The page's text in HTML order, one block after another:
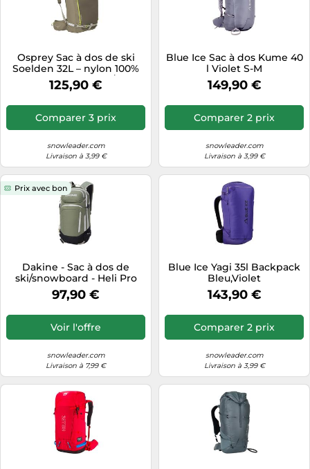
Osprey Sac à dos de ski
Soelden 32L – nylon 100%
recyclé – Olive Tan/Earl
Grey homme
125,90 €
Comparer 3 prix
snowleader.com
Livraison à 3,99 €
Blue Ice Sac à dos Kume 40
l Violet S-M
149,90 €
Comparer 2 prix
snowleader.com
Livraison à 3,99 €
Prix avec bon
Dakine - Sac à dos de
ski/snowboard - Heli Pro
20L Mulled Basil - Kaki Kaki
97,90 €
Voir l'offre
snowleader.com
Livraison à 7,99 €
Blue Ice Yagi 35l Backpack
Bleu,Violet
143,90 €
Comparer 2 prix
snowleader.com
Livraison à 3,99 €